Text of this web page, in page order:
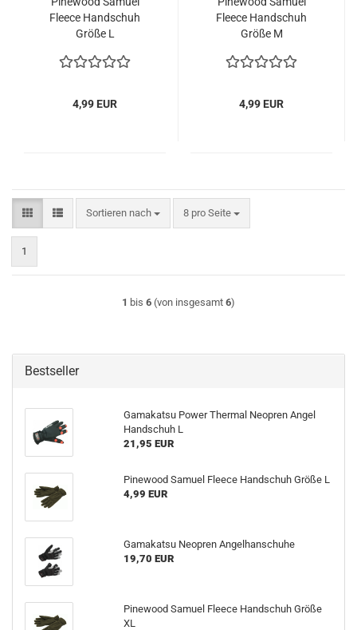
Fleece Handschuh
Größe L
4,99 EUR
Fleece Handschuh
Größe M
4,99 EUR
Sortieren nach
Sortieren nach 8 pro Seite
pro Seite
1
1 bis 6 (von insgesamt 6)
Bestseller
Gamakatsu Power Thermal Neopren Angel
Handschuh L
21,95 EUR
Pinewood Samuel Fleece Handschuh Größe L
4,99 EUR
Gamakatsu Neopren Angelhanschuhe
19,70 EUR
Pinewood Samuel Fleece Handschuh Größe
XL